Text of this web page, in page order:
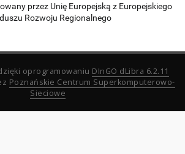
przez Unię Europejską z Europejskiego
Rozwoju Regionalnego
oprogramowaniu DInGO dLibra 6.2.11
Poznańskie Centrum Superkomputerowo-
Sieciowe